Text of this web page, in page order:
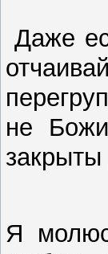
Даже
не
Я